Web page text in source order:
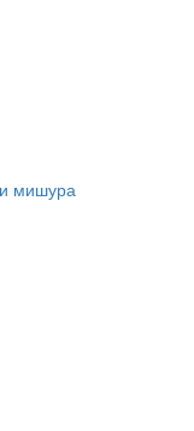
мишура